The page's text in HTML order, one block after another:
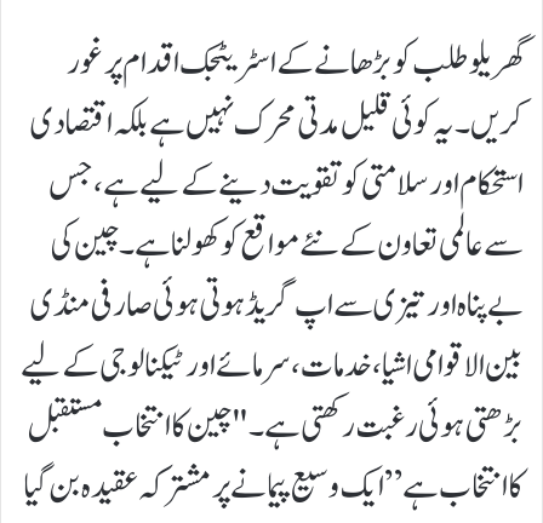
گھریلو طلب کو بڑھانے کے اسٹریٹجک اقدام پر غور
کریں۔ یہ کوئی قلیل مدتی محرک نہیں ہے بلکہ اقتصادی
استحکام اور سلامتی کو تقویت دینے کے لیے ہے، جس
سے عالمی تعاون کے نئے مواقع کو کھولنا ہے۔ چین کی
بے پناہ اور تیزی سے اپ گریڈ ہوتی ہوئی صارفی منڈی
بین الاقوامی اشیا، خدمات، سرمائے اور ٹیکنالوجی کے لیے
بڑھتی ہوئی رغبت رکھتی ہے۔ "چین کا انتخاب مستقبل
کا انتخاب ہے” ایک وسیع پیمانے پر مشترکہ عقیدہ بن گیا